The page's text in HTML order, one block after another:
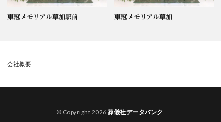
東冠メモリアル草加駅前 東冠メモリアル草加
会社概要
© Copyright 2026葬儀社データバンク.